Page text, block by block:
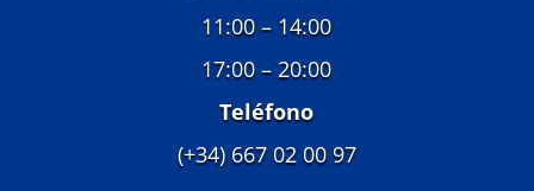
11:00 – 14:00
17:00 – 20:00
Teléfono
(+34) 667 02 00 97